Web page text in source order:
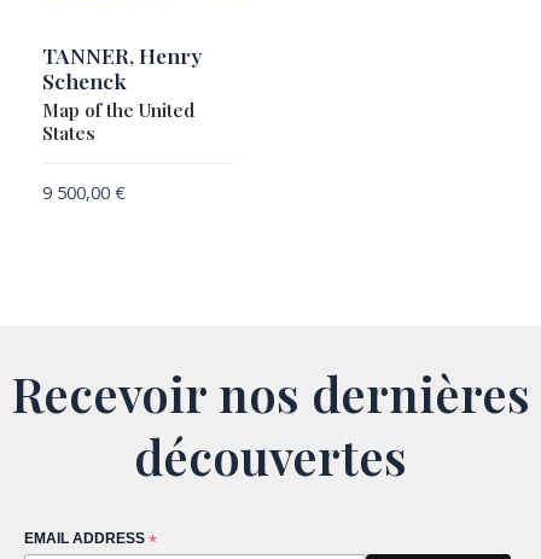
TANNER, Henry
Schenck
Map of the United
States
9 500,00 €
Recevoir nos dernières
découvertes
EMAIL ADDRESS *